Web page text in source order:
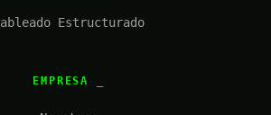
Estructurado
EMPRESA